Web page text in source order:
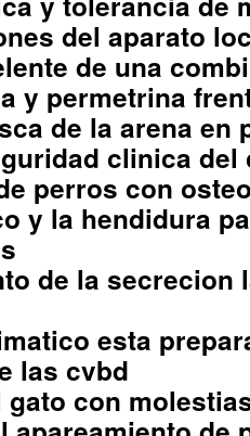
del aparato
de una
y permetrina
de la arena en
clinica del
perros con
y la hendidura
de la secrecion
esta
las cvbd
gato con